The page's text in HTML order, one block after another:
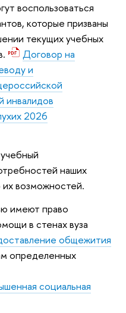
воспользоваться
которые призваны
текущих учебных
Договор на
и
инвалидов
2026
наших
их возможностей.
имеют право
в стенах вуза
общежития
определенных
социальная